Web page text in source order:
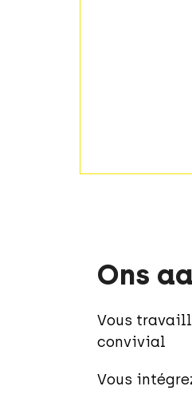
Ons
Vous
convivial
Vous